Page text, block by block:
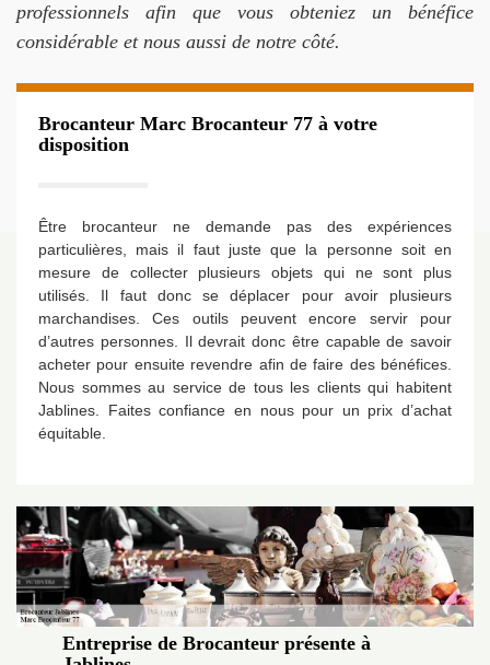
professionnels afin que vous obteniez un bénéfice
considérable et nous aussi de notre côté.
Brocanteur Marc Brocanteur 77 à votre
disposition
Être brocanteur ne demande pas des expériences
particulières, mais il faut juste que la personne soit en
mesure de collecter plusieurs objets qui ne sont plus
utilisés. Il faut donc se déplacer pour avoir plusieurs
marchandises. Ces outils peuvent encore servir pour
d’autres personnes. Il devrait donc être capable de savoir
acheter pour ensuite revendre afin de faire des bénéfices.
Nous sommes au service de tous les clients qui habitent
Jablines. Faites confiance en nous pour un prix d’achat
équitable.
Entreprise de Brocanteur présente à